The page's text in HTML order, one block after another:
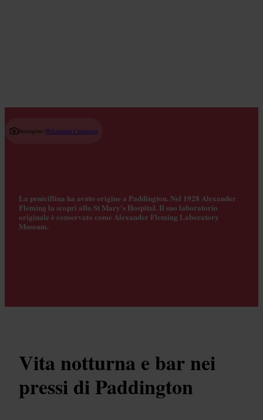
Immagine /Wikimedia Commons
La penicillina ha avuto origine a Paddington. Nel 1928 Alexander
Fleming la scoprì allo St Mary's Hospital. Il suo laboratorio
originale è conservato come Alexander Fleming Laboratory
Museum.
Vita notturna e bar nei
pressi di Paddington